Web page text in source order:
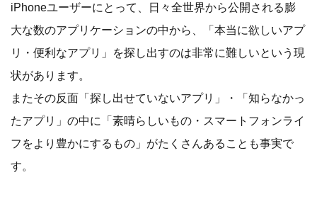
iPhoneユーザーにとって、日々全世界から公開される膨
大な数のアプリケーションの中から、「本当に欲しいアプ
リ・便利なアプリ」を探し出すのは非常に難しいという現
状があります。
またその反面「探し出せていないアプリ」・「知らなかっ
たアプリ」の中に「素晴らしいもの・スマートフォンライ
フをより豊かにするもの」がたくさんあることも事実で
す。